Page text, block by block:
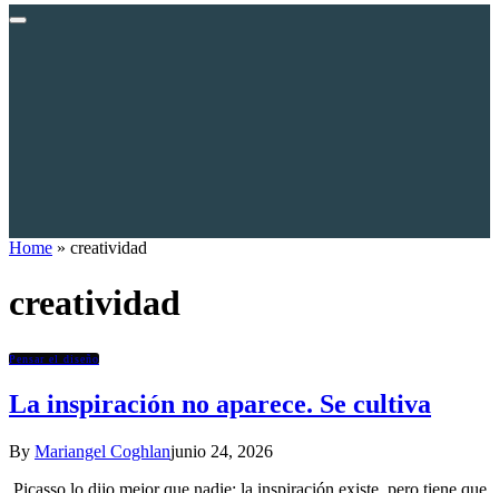
Home » creatividad
creatividad
Pensar el diseño
La inspiración no aparece. Se cultiva
By Mariangel Coghlanjunio 24, 2026
Picasso lo dijo mejor que nadie: la inspiración existe, pero tiene que